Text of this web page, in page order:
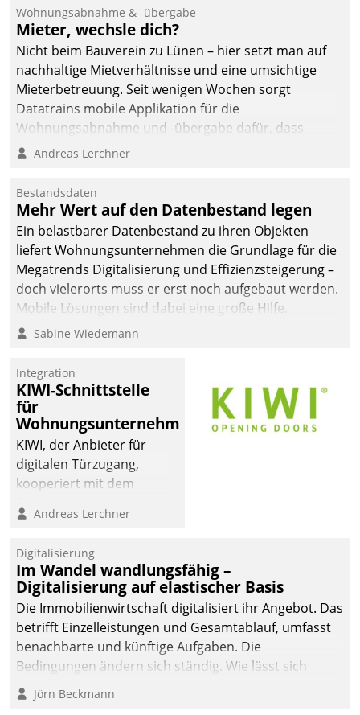
und Beschwerde-Management einen eigenen Kanal
ein.
Wohnungsabnahme & -übergabe
Mieter, wechsle dich?
Nicht beim Bauverein zu Lünen – hier setzt man auf
nachhaltige Mietverhältnisse und eine umsichtige
Mieterbetreuung. Seit wenigen Wochen sorgt
Datatrains mobile Applikation für die
Wohnungsabnahme und -übergabe dafür, dass
Mieter wohlgeordnet kommen und, so es sein muss,
Andreas Lerchner
Bestandsdaten
Mehr Wert auf den Datenbestand legen
Ein belastbarer Datenbestand zu ihren Objekten
liefert Wohnungsunternehmen die Grundlage für die
Megatrends Digitalisierung und Effizienzsteigerung –
doch vielerorts muss er erst noch aufgebaut werden.
Mobile Lösungen sind dabei eine große Hilfe.
Sabine Wiedemann
Integration
KIWI-Schnittstelle
für
Wohnungsunternehmen
KIWI, der Anbieter für
digitalen Türzugang,
kooperiert mit dem
Softwareentwicklungshaus
Andreas Lerchner
Digitalisierung
Im Wandel wandlungsfähig –
Digitalisierung auf elastischer Basis
Die Immobilienwirtschaft digitalisiert ihr Angebot. Das
betrifft Einzelleistungen und Gesamtablauf, umfasst
benachbarte und künftige Aufgaben. Die
Bedingungen ändern sich ständig. Wie lässt sich
technisch die Kontrolle wahren und zugleich Freiraum
fürs Wachsen öffnen?
Jörn Beckmann